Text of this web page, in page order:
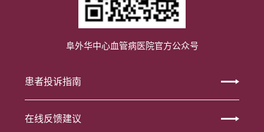
阜外华中心血管病医院官方公众号
患者投诉指南
在线反馈建议